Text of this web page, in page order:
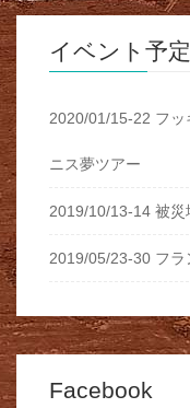
イベント予
2020/01/15-22 フ
ニス夢ツアー
2019/10/13-14 被
2019/05/23-30 フラ
Facebook